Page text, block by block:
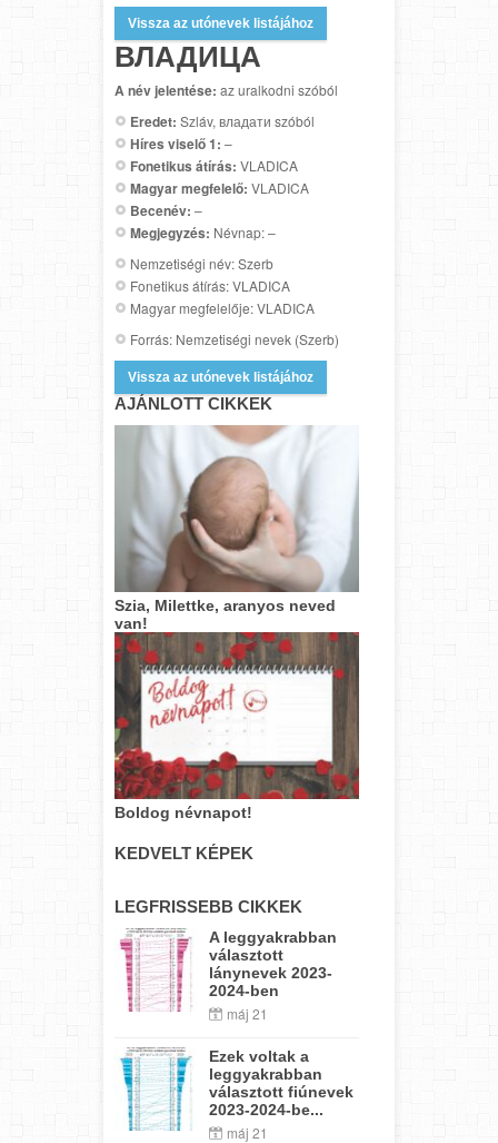
Vissza az utónevek listájához
ВЛАДИЦА
A név jelentése: az uralkodni szóból
Eredet: Szláv, владати szóból
Híres viselő 1: –
Fonetikus átírás: VLADICA
Magyar megfelelő: VLADICA
Becenév: –
Megjegyzés: Névnap: –
Nemzetiségi név: Szerb
Fonetikus átírás: VLADICA
Magyar megfelelője: VLADICA
Forrás: Nemzetiségi nevek (Szerb)
Vissza az utónevek listájához
AJÁNLOTT CIKKEK
Szia, Milettke, aranyos neved
van!
Boldog névnapot!
KEDVELT KÉPEK
LEGFRISSEBB CIKKEK
A leggyakrabban
választott
lánynevek 2023-
2024-ben
máj 21
Ezek voltak a
leggyakrabban
választott fiúnevek
2023-2024-be...
máj 21